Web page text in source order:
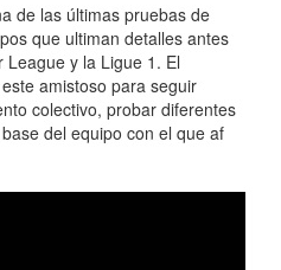
de las últimas pruebas de
que ultiman detalles antes
League y la Ligue 1. El
amistoso para seguir
colectivo, probar diferentes
del equipo con el que af